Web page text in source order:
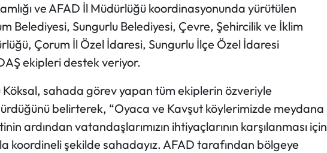
ve AFAD İl Müdürlüğü koordinasyonunda yürütülen
Belediyesi, Sungurlu Belediyesi, Çevre, Şehircilik ve İklim
Çorum İl Özel İdaresi, Sungurlu İlçe Özel İdaresi
ekipleri destek veriyor.
sahada görev yapan tüm ekiplerin özveriyle
belirterek, “Oyaca ve Kavşut köylerimizde meydana
ardından vatandaşlarımızın ihtiyaçlarının karşılanması için
koordineli şekilde sahadayız. AFAD tarafından bölgeye